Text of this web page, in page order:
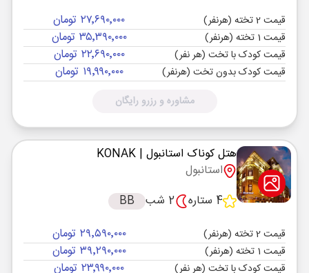
قیمت 2 تخته (هرنفر) ۲۷٬۶۹۰٬۰۰۰ تومان
قیمت 1 تخته (هرنفر) ۳۵٬۳۹۰٬۰۰۰ تومان
قیمت کودک با تخت (هر نفر) ۲۲٬۶۹۰٬۰۰۰ تومان
قیمت کودک بدون تخت (هرنفر) ۱۹٬۹۹۰٬۰۰۰ تومان
مشاوره و رزرو رایگان
هتل کوناک استانبول | KONAK
استانبول
4 ستاره
2 شب BB
قیمت 2 تخته (هرنفر) ۲۹٬۵۹۰٬۰۰۰ تومان
قیمت 1 تخته (هرنفر) ۳۹٬۲۹۰٬۰۰۰ تومان
قیمت کودک با تخت (هر نفر) ۲۳٬۹۹۰٬۰۰۰ تومان